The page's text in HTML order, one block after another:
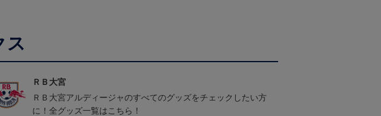
ス
ＲＢ大宮
ＲＢ大宮アルディージャのすべてのグッズをチェックしたい方
に！全グッズ一覧はこちら！